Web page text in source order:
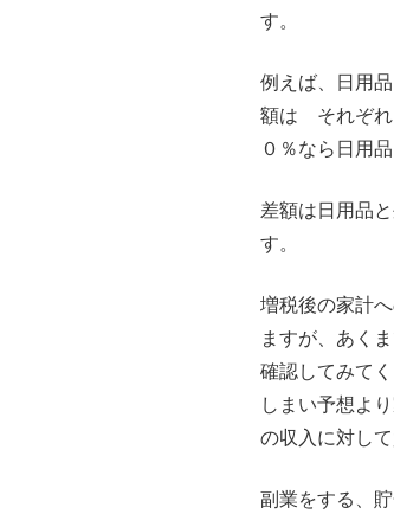
す。
例えば、日用
額は それぞれ
０％なら日用
差額は日用品
す。
増税後の家計
ますが、あく
確認してみて
しまい予想よ
の収入に対し
副業をする、